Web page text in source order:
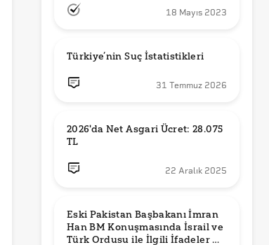
18 Mayıs 2023
Türkiye’nin Suç İstatistikleri
31 Temmuz 2026
2026'da Net Asgari Ücret: 28.075
TL
22 Aralık 2025
Eski Pakistan Başbakanı İmran
Han BM Konuşmasında İsrail ve
Türk Ordusu ile İlgili İfadeler mi